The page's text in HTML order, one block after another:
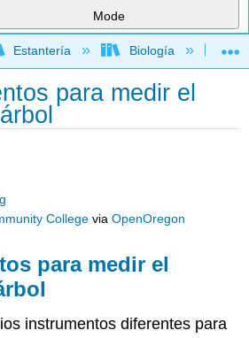
Mode
jerarquía global
Estantería Biología
para medir el
College viaOpenOregon
para medir el
instrumentos diferentes para